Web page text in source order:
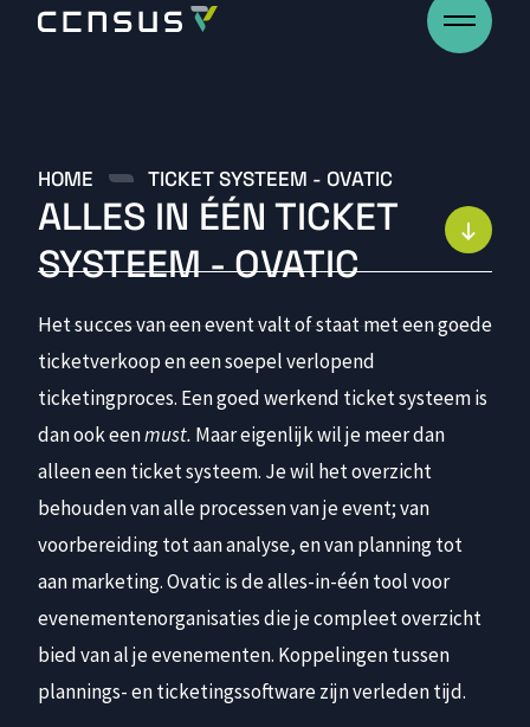
Development
Projecten
Blogs
Over
Werken bij
Contact
HOME TICKET SYSTEEM - OVATIC
ALLES IN ÉÉN TICKET
SYSTEEM-OVATIC
Het succes van een event valt of staat met een goede
ticketverkoop en een soepel verlopend
ticketingproces. Een goed werkend ticket systeem is
dan ook eenmust. Maar eigenlijk wil je meer dan
alleen een ticket systeem. Je wil het overzicht
behouden van alle processen van je event; van
voorbereiding tot aan analyse, en van planning tot
aan marketing. Ovatic is de alles-in-één tool voor
evenementenorganisaties die je compleet overzicht
bied van al je evenementen. Koppelingen tussen
plannings- en ticketingssoftware zijn verleden tijd.